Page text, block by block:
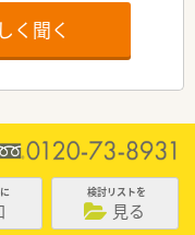
く聞く
検討リストを
見る